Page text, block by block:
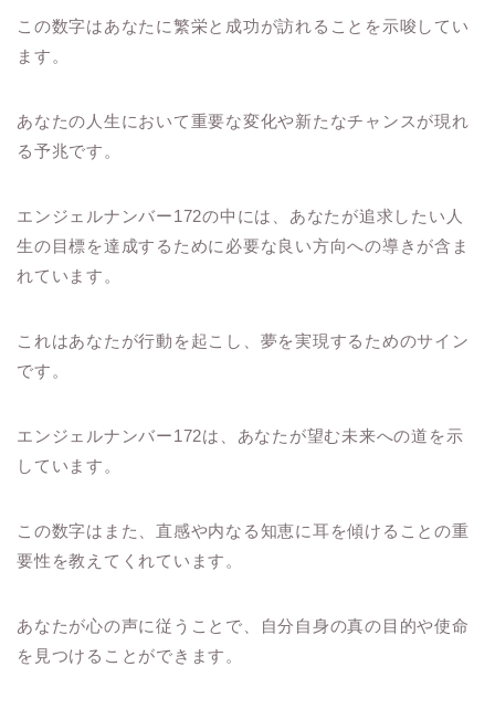
この数字はあなたに繁栄と成功が訪れることを示唆してい
ます。
あなたの人生において重要な変化や新たなチャンスが現れ
る予兆です。
エンジェルナンバー172の中には、あなたが追求したい人
生の目標を達成するために必要な良い方向への導きが含ま
れています。
これはあなたが行動を起こし、夢を実現するためのサイン
です。
エンジェルナンバー172は、あなたが望む未来への道を示
しています。
この数字はまた、直感や内なる知恵に耳を傾けることの重
要性を教えてくれています。
あなたが心の声に従うことで、自分自身の真の目的や使命
を見つけることができます。